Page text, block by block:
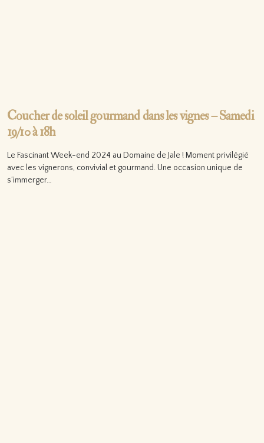
Coucher de soleil gourmand dans les vignes – Samedi
19/10 à 18h
Le Fascinant Week-end 2024 au Domaine de Jale ! Moment privilégié
avec les vignerons, convivial et gourmand. Une occasion unique de
s’immerger…